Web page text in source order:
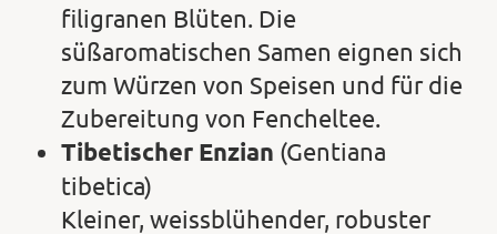
filigranen Blüten. Die
süßaromatischen Samen eignen sich
zum Würzen von Speisen und für die
Zubereitung von Fencheltee.
Tibetischer Enzian (Gentiana
tibetica)
Kleiner, weissblühender, robuster